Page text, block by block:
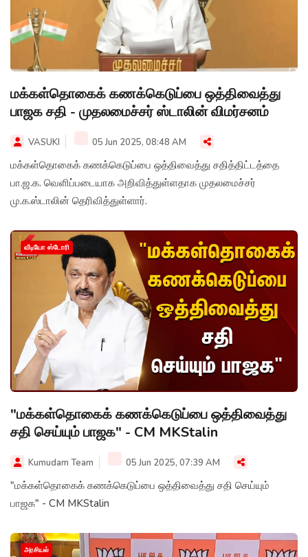
மக்கள்தொகைக் கணக்கெடுப்பை ஒத்திவைத்து
பாஜக சதி - முதலமைச்சர் ஸ்டாலின் விமர்சனம்
VASUKI 05 Jun 2025, 08:48 AM
மக்கள்தொகைக் கணக்கெடுப்பை ஒத்திவைத்து சதித்திட்டத்தை
பா.ஜ.க. வெளிப்படையாக அறிவித்துள்ளதாக முதலமைச்சர்
மு.க.ஸ்டாலின் தெரிவித்துள்ளார்.
வீடியோ ஸ்டோரி
"மக்கள்தொகைக் கணக்கெடுப்பை ஒத்திவைத்து
சதி செய்யும் பாஜக" - CM MKStalin
Kumudam Team 05 Jun 2025, 07:39 AM
"மக்கள்தொகைக் கணக்கெடுப்பை ஒத்திவைத்து சதி செய்யும்
பாஜக" - CM MKStalin
அரசியல்